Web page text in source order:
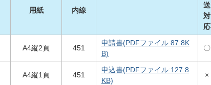
用紙 内線
送
対
応
A4縦2頁 451
申請書(PDFファイル:87.8K
B)
〇
A4縦1頁 451
申込書(PDFファイル:127.8
KB)
×